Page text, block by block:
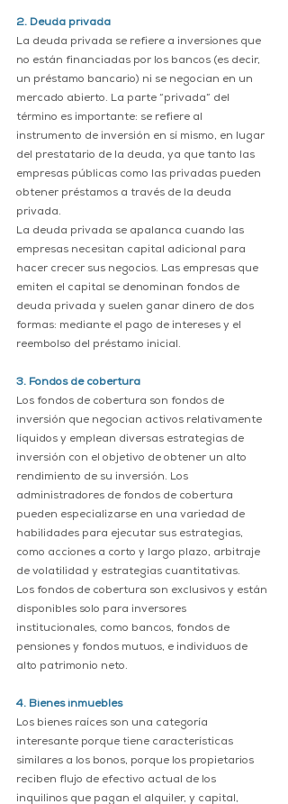
2. Deuda privada
La deuda privada se refiere a inversiones que
no están financiadas por los bancos (es decir,
un préstamo bancario) ni se negocian en un
mercado abierto. La parte “privada” del
término es importante: se refiere al
instrumento de inversión en sí mismo, en lugar
del prestatario de la deuda, ya que tanto las
empresas públicas como las privadas pueden
obtener préstamos a través de la deuda
privada.
La deuda privada se apalanca cuando las
empresas necesitan capital adicional para
hacer crecer sus negocios. Las empresas que
emiten el capital se denominan fondos de
deuda privada y suelen ganar dinero de dos
formas: mediante el pago de intereses y el
reembolso del préstamo inicial.
3. Fondos de cobertura
Los fondos de cobertura son fondos de
inversión que negocian activos relativamente
líquidos y emplean diversas estrategias de
inversión con el objetivo de obtener un alto
rendimiento de su inversión. Los
administradores de fondos de cobertura
pueden especializarse en una variedad de
habilidades para ejecutar sus estrategias,
como acciones a corto y largo plazo, arbitraje
de volatilidad y estrategias cuantitativas.
Los fondos de cobertura son exclusivos y están
disponibles solo para inversores
institucionales, como bancos, fondos de
pensiones y fondos mutuos, e individuos de
alto patrimonio neto.
4. Bienes inmuebles
Los bienes raíces son una categoría
interesante porque tiene características
similares a los bonos, porque los propietarios
reciben flujo de efectivo actual de los
inquilinos que pagan el alquiler, y capital,